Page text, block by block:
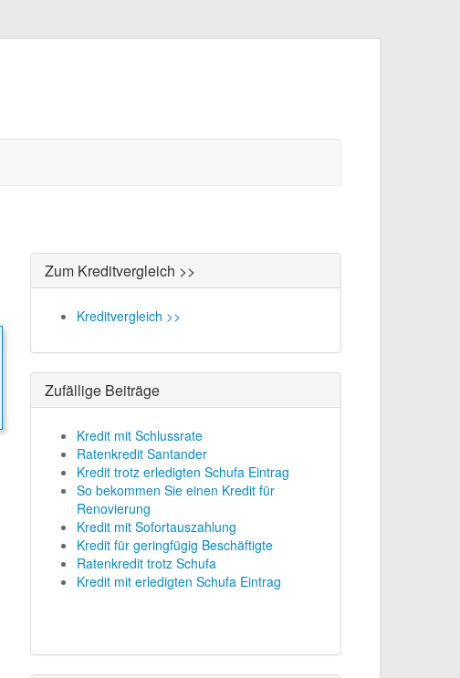
Zum Kreditvergleich >>
Kreditvergleich >>
Zufällige Beiträge
Kredit mit Schlussrate
Ratenkredit Santander
Kredit trotz erledigten Schufa Eintrag
So bekommen Sie einen Kredit für
Renovierung
Kredit mit Sofortauszahlung
Kredit für geringfügig Beschäftigte
Ratenkredit trotz Schufa
Kredit mit erledigten Schufa Eintrag